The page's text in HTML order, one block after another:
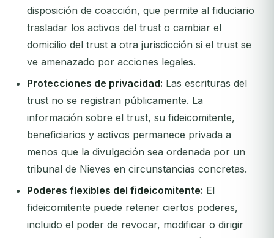
disposición de coacción, que permite al fiduciario
trasladar los activos del trust o cambiar el
domicilio del trust a otra jurisdicción si el trust se
ve amenazado por acciones legales.
Protecciones de privacidad: Las escrituras del
trust no se registran públicamente. La
información sobre el trust, su fideicomitente,
beneficiarios y activos permanece privada a
menos que la divulgación sea ordenada por un
tribunal de Nieves en circunstancias concretas.
Poderes flexibles del fideicomitente: El
fideicomitente puede retener ciertos poderes,
incluido el poder de revocar, modificar o dirigir